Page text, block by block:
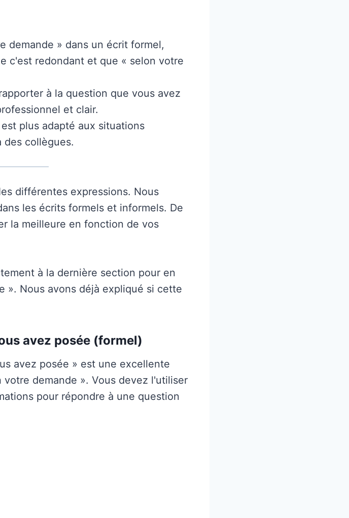
demande » dans un écrit formel,
c'est redondant et que « selon votre
à la question que vous avez
et clair.
plus adapté aux situations
des collègues.
différentes expressions. Nous
les écrits formels et informels. De
la meilleure en fonction de vos
à la dernière section pour en
». Nous avons déjà expliqué si cette
avez posée (formel)
avez posée » est une excellente
votre demande ». Vous devez l'utiliser
pour répondre à une question